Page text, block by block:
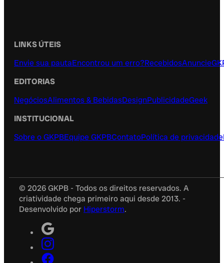
LINKS ÚTEIS
Envie sua pautaEncontrou um erro?RecebidosAnuncie
EDITORIAS
NegóciosAlimentos & BebidasDesignPublicidadeGeek
INSTITUCIONAL
Sobre o GKPBEquipe GKPBContatoPolítica de privacidade
© 2026 GKPB - Todos os direitos reservados. A
criatividade chega primeiro aqui desde 2013. -
Desenvolvido por Hiperstorm.